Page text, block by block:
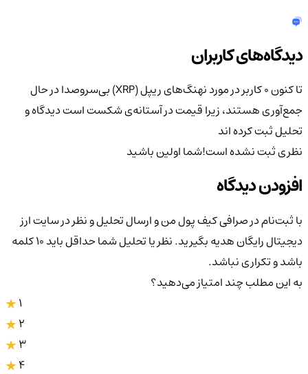
دیدگاه‌های کاربران
تا کنون 0 کاربر در مورد
نهنگ‌های ریپل (XRP) بی‌سروصدا در حال
جمع‌آوری هستند، زیرا قیمت در آستانه‌ی شکست استدیدگاه و
تحلیل ثبت کرده اند
نظری ثبت نشده است!شما اولین باشید
افزودن دیدگاه
با ثبت‌نام در صرافی کیف پول من و ارسال تحلیل و نظر در سایت ارز
دیجیتال رایگان هدیه بگیرید. نظر یا تحلیل شما حداقل باید ۱۰ کلمه
باشد و تکراری نباشد.
به این مطلب چند امتیاز می‌دهید؟
3
4